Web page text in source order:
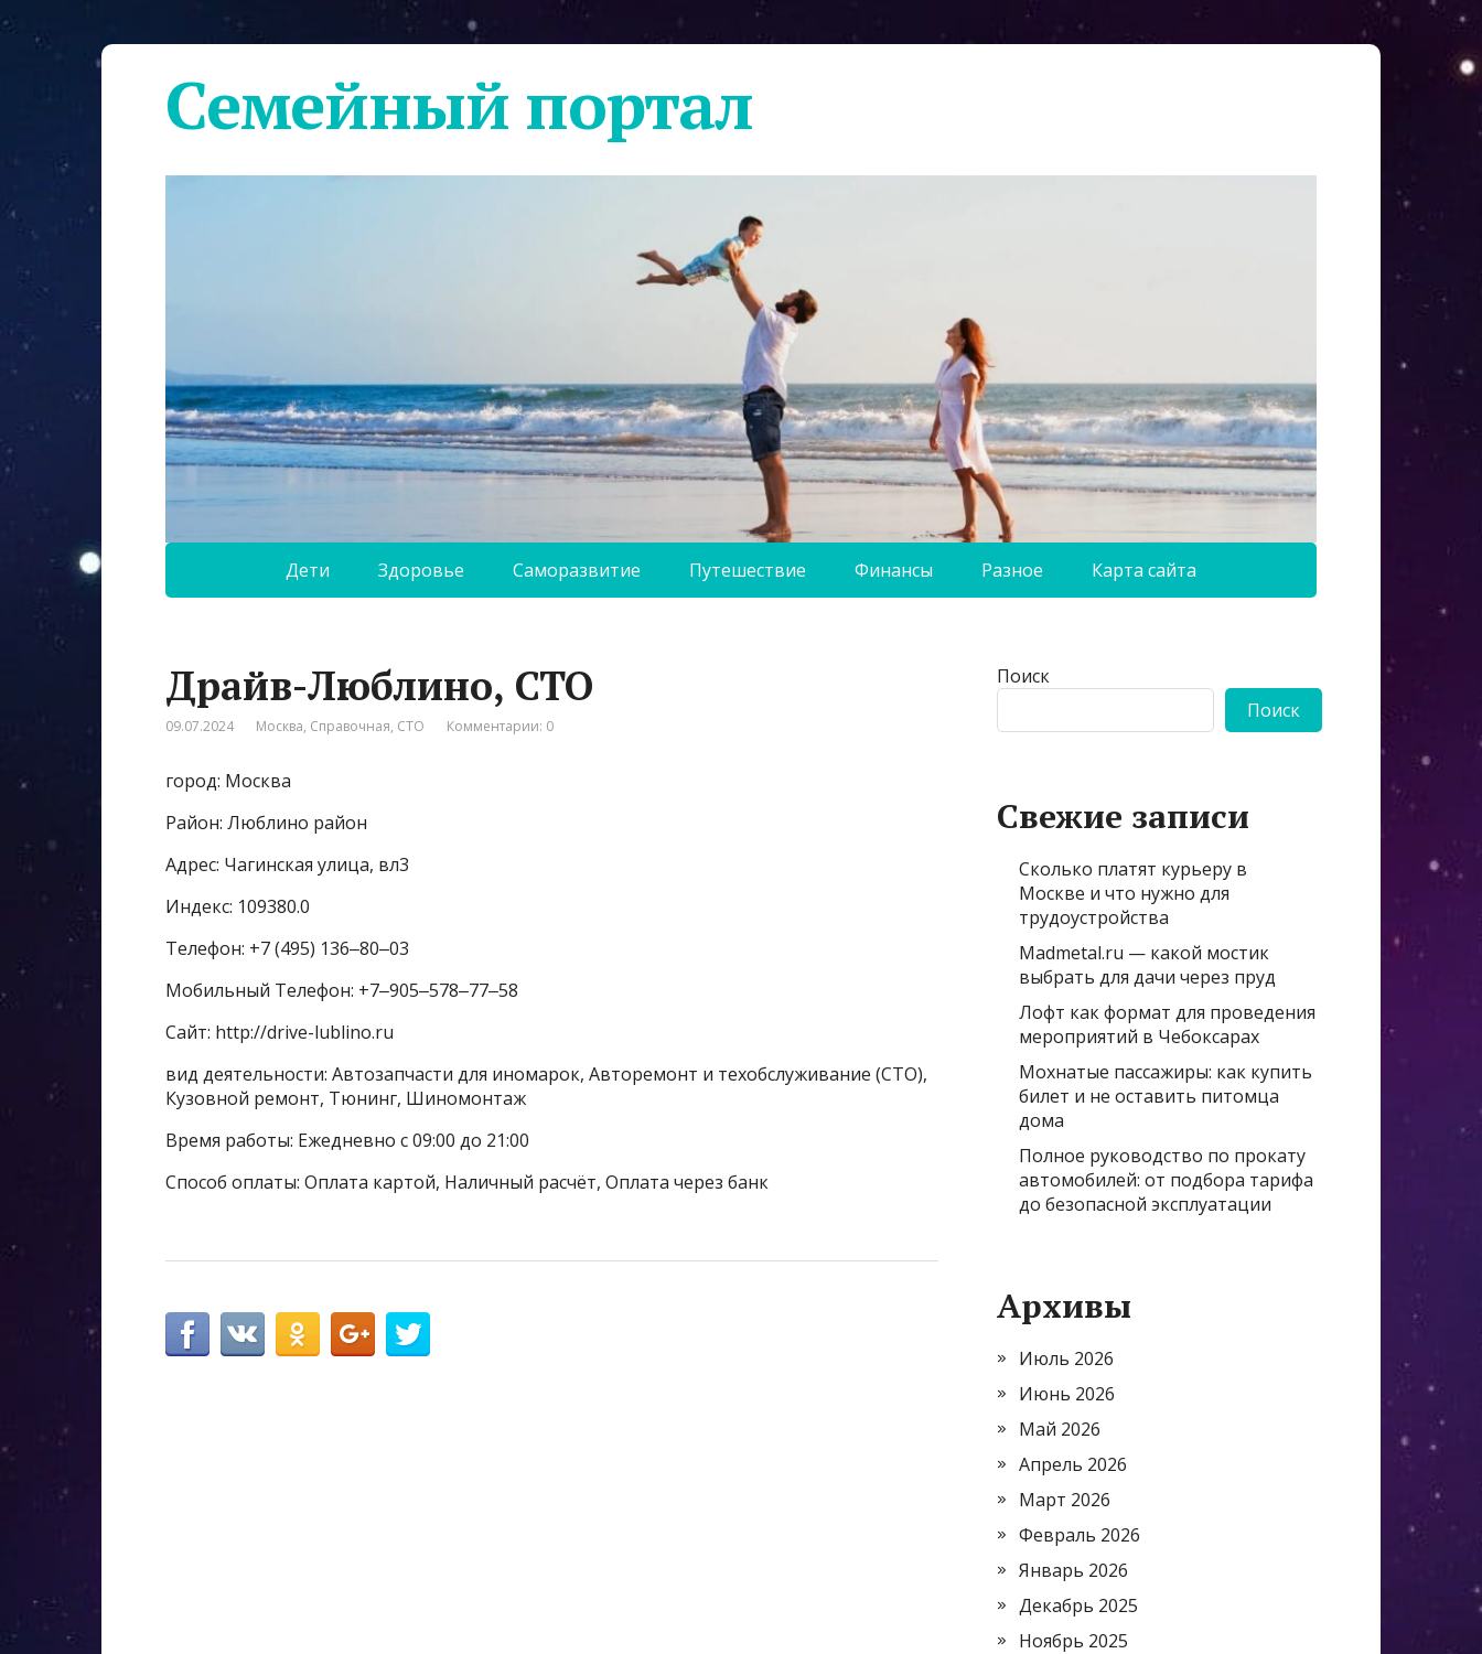
Семейный портал
Дети Здоровье Саморазвитие Путешествие Финансы Разное Карта сайта
Драйв-Люблино, СТО
09.07.2024 Москва, Справочная, СТО Комментарии: 0
город: Москва
Район: Люблино район
Адрес: Чагинская улица, вл3
Индекс: 109380.0
Телефон: +7 (495) 136‒80‒03
Мобильный Телефон: +7‒905‒578‒77‒58
Сайт: http://drive-lublino.ru
вид деятельности: Автозапчасти для иномарок, Авторемонт и техобслуживание (СТО),
Кузовной ремонт, Тюнинг, Шиномонтаж
Время работы: Ежедневно с 09:00 до 21:00
Способ оплаты: Оплата картой, Наличный расчёт, Оплата через банк
Поиск
Поиск
Свежие записи
Сколько платят курьеру в
Москве и что нужно для
трудоустройства
Madmetal.ru — какой мостик
выбрать для дачи через пруд
Лофт как формат для проведения
мероприятий в Чебоксарах
Мохнатые пассажиры: как купить
билет и не оставить питомца
дома
Полное руководство по прокату
автомобилей: от подбора тарифа
до безопасной эксплуатации
Архивы
Июль 2026
Июнь 2026
Май 2026
Апрель 2026
Март 2026
Февраль 2026
Январь 2026
Декабрь 2025
Ноябрь 2025